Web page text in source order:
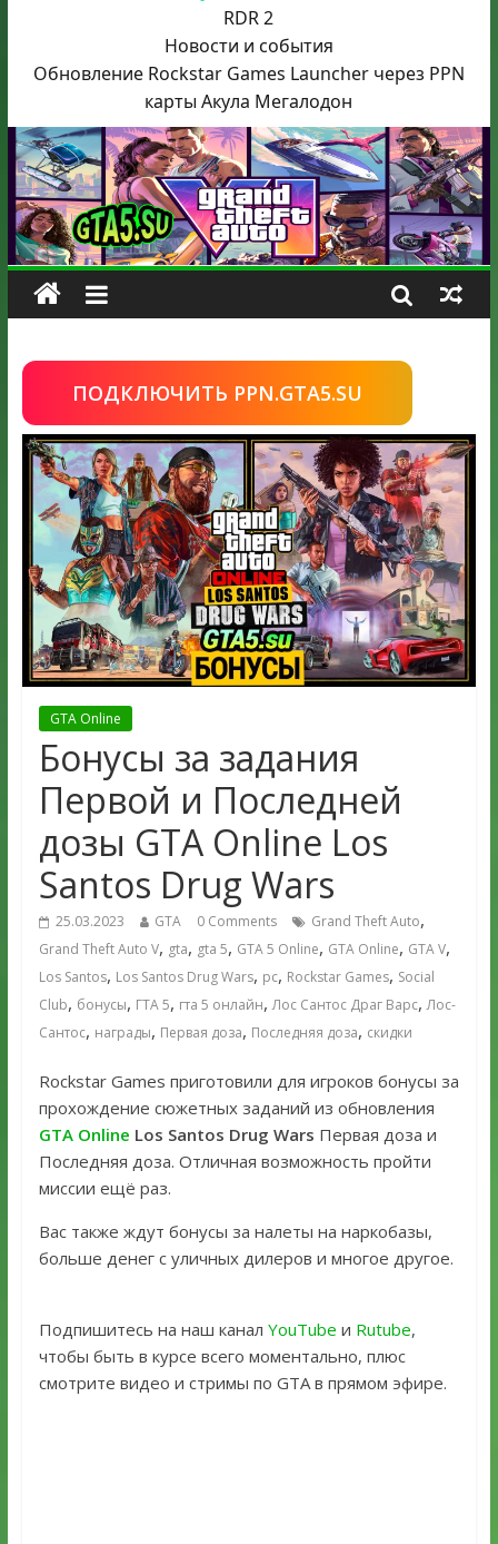
RDR 2
Новости и события
Обновление Rockstar Games Launcher через PPN
карты Акула Мегалодон
ПОДКЛЮЧИТЬ PPN.GTA5.SU
GTA Online
Бонусы за задания
Первой и Последней
дозы GTA Online Los
Santos Drug Wars
25.03.2023 GTA 0 Comments Grand Theft Auto,
Grand Theft Auto V, gta, gta 5, GTA 5 Online, GTA Online, GTA V,
Los Santos, Los Santos Drug Wars, pc, Rockstar Games, Social
Club, бонусы, ГТА 5, гта 5 онлайн,Лос Сантос Драг Варс,Лос-
Сантос, награды, Первая доза, Последняя доза, скидки
Rockstar Games приготовили для игроков бонусы за
прохождение сюжетных заданий из обновления
GTA Online Los Santos Drug Wars Первая доза и
Последняя доза. Отличная возможность пройти
миссии ещё раз.
Вас также ждут бонусы за налеты на наркобазы,
больше денег с уличных дилеров и многое другое.
Подпишитесь на наш канал YouTube и Rutube,
чтобы быть в курсе всего моментально, плюс
смотрите видео и стримы по GTA в прямом эфире.